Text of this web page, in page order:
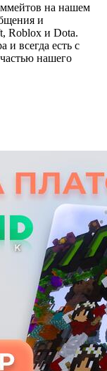
на нашем
и
Roblox и Dota.
всегда есть с
нашего